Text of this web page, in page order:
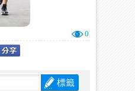
0
標籤